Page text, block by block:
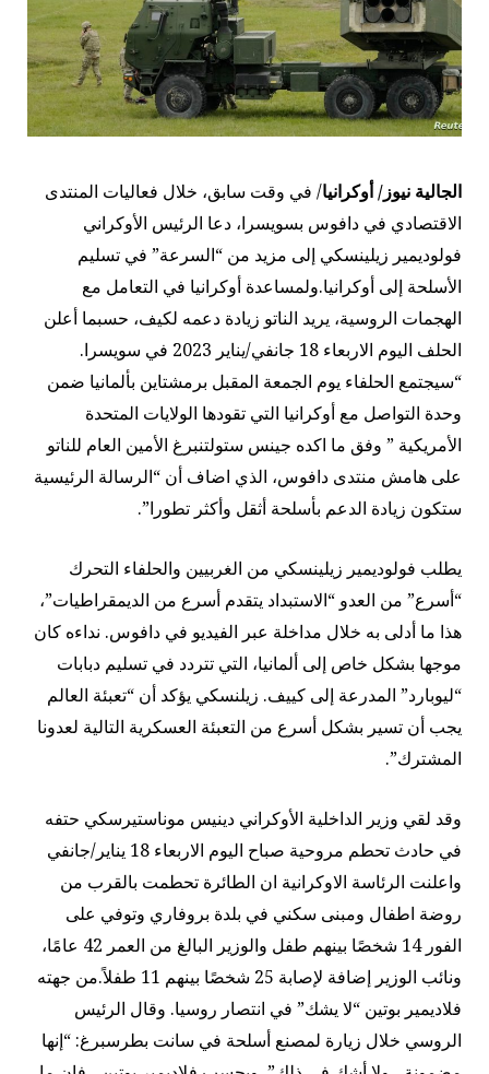
الجالية نيوز/ أوكرانيا/ في وقت سابق، خلال فعاليات المنتدى
الاقتصادي في دافوس بسويسرا، دعا الرئيس الأوكراني
فولوديمير زيلينسكي إلى مزيد من “السرعة” في تسليم
الأسلحة إلى أوكرانيا.ولمساعدة أوكرانيا في التعامل مع
الهجمات الروسية، يريد الناتو زيادة دعمه لكيف، حسبما أعلن
الحلف اليوم الاربعاء 18 جانفي/يناير 2023 في سويسرا.
“سيجتمع الحلفاء يوم الجمعة المقبل برمشتاين بألمانيا ضمن
وحدة التواصل مع أوكرانيا التي تقودها الولايات المتحدة
الأمريكية ” وفق ما اكده جينس ستولتنبرغ الأمين العام للناتو
على هامش منتدى دافوس، الذي اضاف أن “الرسالة الرئيسية
ستكون زيادة الدعم بأسلحة أثقل وأكثر تطورا”.
يطلب فولوديمير زيلينسكي من الغربيين والحلفاء التحرك
“أسرع” من العدو “الاستبداد يتقدم أسرع من الديمقراطيات”،
هذا ما أدلى به خلال مداخلة عبر الفيديو في دافوس. نداءه كان
موجها بشكل خاص إلى ألمانيا، التي تتردد في تسليم دبابات
“ليوبارد” المدرعة إلى كييف. زيلنسكي يؤكد أن “تعبئة العالم
يجب أن تسير بشكل أسرع من التعبئة العسكرية التالية لعدونا
المشترك”.
وقد لقي وزير الداخلية الأوكراني دينيس موناستيرسكي حتفه
في حادث تحطم مروحية صباح اليوم الاربعاء 18 يناير/جانفي
واعلنت الرئاسة الاوكرانية ان الطائرة تحطمت بالقرب من
روضة اطفال ومبنى سكني في بلدة بروفاري وتوفي على
الفور 14 شخصًا بينهم طفل والوزير البالغ من العمر 42 عامًا،
ونائب الوزير إضافة لإصابة 25 شخصًا بينهم 11 طفلاً.من جهته
فلاديمير بوتين “لا يشك” في انتصار روسيا. وقال الرئيس
الروسي خلال زيارة لمصنع أسلحة في سانت بطرسبرغ: “إنها